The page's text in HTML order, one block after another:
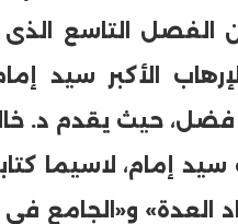
الفصل التاسع
الأكبر سيد
فضل، حيث يقدم د.
إمام، لاسيما
العدة» و«الجامع